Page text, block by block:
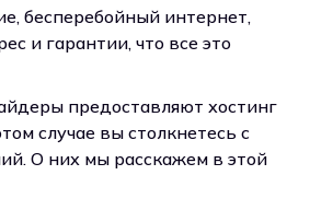
бесперебойный интернет,
и гарантии, что все это
предоставляют хостинг
случае вы столкнетесь с
О них мы расскажем в этой